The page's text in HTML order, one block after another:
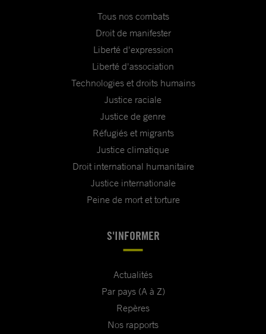
Tous nos combats
Droit de manifester
Liberté d'expression
Liberté d'association
Technologies et droits humains
Justice raciale
Justice de genre
Réfugiés et migrants
Justice climatique
Droit international humanitaire
Justice internationale
Peine de mort et torture
S'INFORMER
Actualités
Par pays (A à Z)
Repères
Nos rapports